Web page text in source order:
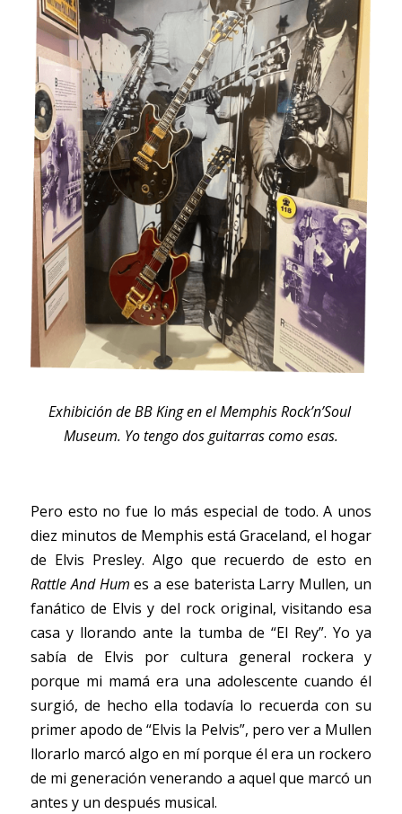
Exhibición de BB King en el Memphis Rock’n’Soul
Museum. Yo tengo dos guitarras como esas.
Pero esto no fue lo más especial de todo. A unos
diez minutos de Memphis está Graceland, el hogar
Rattle And Hum es a ese baterista Larry Mullen, un
fanático de Elvis y del rock original, visitando esa
casa y llorando ante la tumba de “El Rey”. Yo ya
sabía de Elvis por cultura general rockera y
porque mi mamá era una adolescente cuando él
surgió, de hecho ella todavía lo recuerda con su
primer apodo de “Elvis la Pelvis”, pero ver a Mullen
llorarlo marcó algo en mí porque él era un rockero
de mi generación venerando a aquel que marcó un
antes y un después musical.